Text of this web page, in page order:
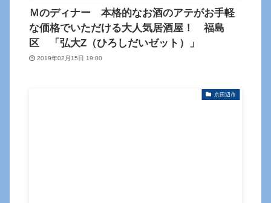
Ｍのディナー 本格的なお酒のアテがお手軽
な価格でいただける大人気居酒屋！ 福島
区 「弘大Z（ひろしだいゼット）」
2019年02月15日 19:00
京田辺市